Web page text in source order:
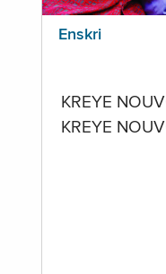
Enskri
KREYE
KREYE